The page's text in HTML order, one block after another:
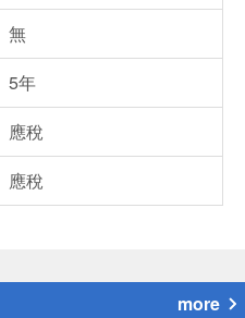
無
5年
應稅
應稅
more